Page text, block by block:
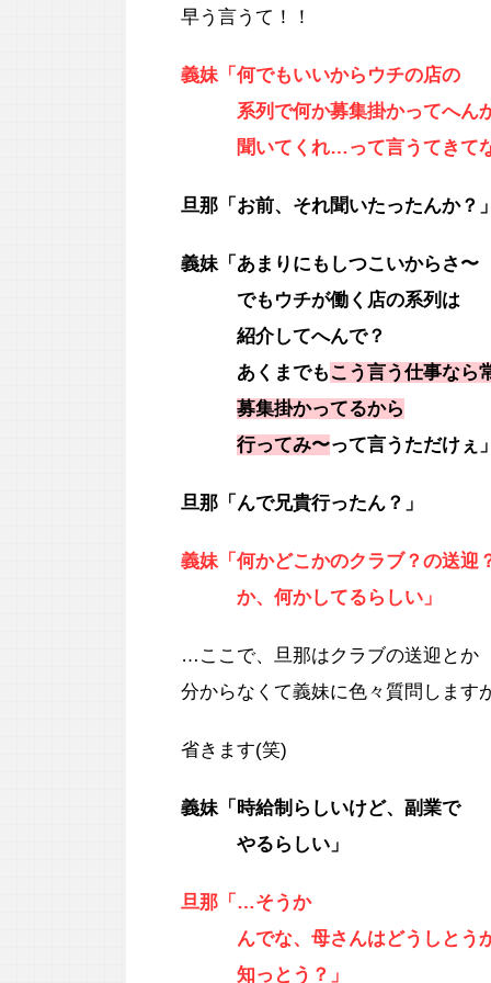
早う言うて！！
義妹「何でもいいからウチの店の
系列で何か募集掛かってへん
聞いてくれ…って言うてきてな
旦那「お前、それ聞いたったんか？」
義妹「あまりにもしつこいからさ〜
でもウチが働く店の系列は
紹介してへんで？
あくまでも こう言う仕事なら
募集掛かってるから
行ってみ〜って言うただけぇ」
旦那「んで兄貴行ったん？」
義妹「何かどこかのクラブ？の送迎
か、何かしてるらしい」
…ここで、旦那はクラブの送迎とか
分からなくて義妹に色々質問します
省きます(笑)
義妹「時給制らしいけど、副業で
やるらしい」
旦那「…そうか
んでな、母さんはどうしとう
知っとう？」